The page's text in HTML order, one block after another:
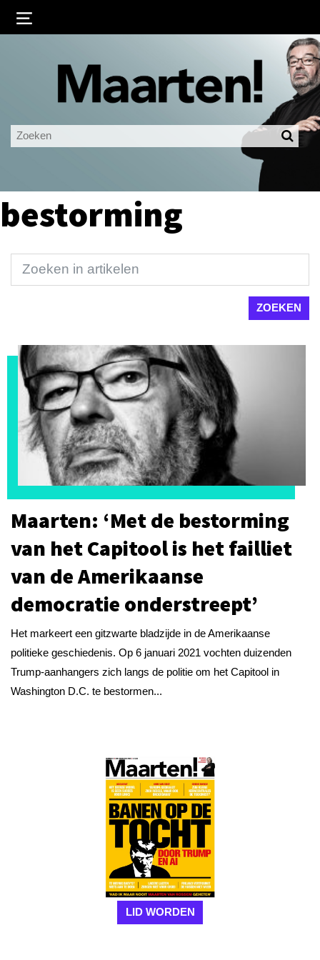
Ingelogd blijven
LOGIN
bestorming
Maarten: ‘Met de bestorming
van het Capitool is het failliet
van de Amerikaanse
democratie onderstreept’
Het markeert een gitzwarte bladzijde in de Amerikaanse
politieke geschiedenis. Op 6 januari 2021 vochten duizenden
Trump-aanhangers zich langs de politie om het Capitool in
Washington D.C. te bestormen...
LID WORDEN